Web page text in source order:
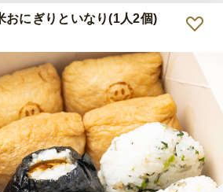
おにぎりといなり(1人2個)